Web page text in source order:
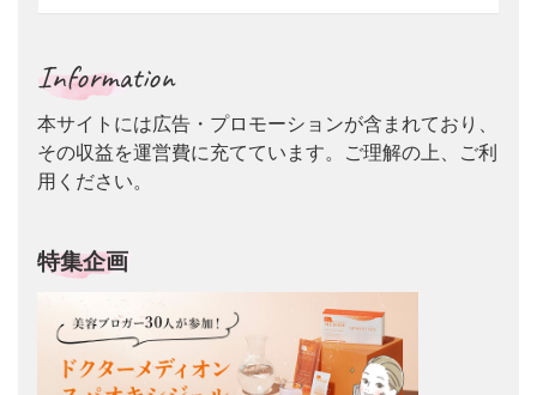
Information
本サイトには広告・プロモーションが含まれており、
その収益を運営費に充てています。ご理解の上、ご利
用ください。
特集企画